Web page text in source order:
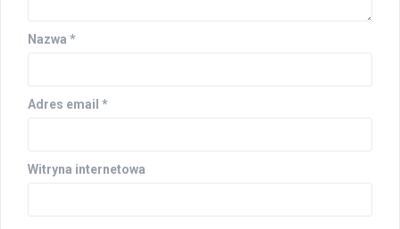
Nazwa *
Adres email *
Witryna internetowa